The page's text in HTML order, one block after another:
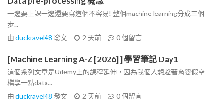
一邊要上課一邊還要寫這個不容易! 整個machine learning分成三個
步...
由 duckravel48 發文 2 天前 0個留言
[Machine Learning A-Z [2026] ] 學習筆記 Day1
這個系列文章是Udemy上的課程延伸，因為我個人想趁著育嬰假空
檔學一點data...
由 duckravel48 發文 2 天前 0個留言